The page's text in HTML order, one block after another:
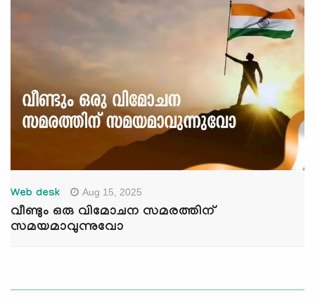
Web desk Aug 15, 2025
വീണ്ടും ഒരു വിമോചന സമരത്തിന്
സമയമാവുന്നുവോ